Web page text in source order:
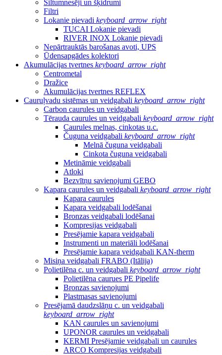
Siltumnesēji un šķidrumi
Filtri
Lokanie pievadi keyboard_arrow_right
TUCAI Lokanie pievadi
RIVER INOX Lokanie pievadi
Nepārtrauktās barošanas avoti, UPS
Ūdensapgādes kolektori
Akumulācijas tvertnes keyboard_arrow_right
Centrometal
Dražice
Akumulācijas tvertnes REFLEX
Cauruļvadu sistēmas un veidgabali keyboard_arrow_right
Carbon caurules un veidgabali
Tērauda caurules un veidgabali keyboard_arrow_right
Caurules melnas, cinkotas u.c.
Čuguna veidgabali keyboard_arrow_right
Melnā čuguna veidgabali
Cinkota čuguna veidgabali
Metināmie veidgabali
Atloki
Bezvītņu savienojumi GEBO
Kapara caurules un veidgabali keyboard_arrow_right
Kapara caurules
Kapara veidgabali lodēšanai
Bronzas veidgabali lodēšanai
Kompresijas veidgabali
Presējamie kapara veidgabali
Instrumenti un materiāli lodēšanai
Presējamie kapara veidgabali KAN-therm
Misiņa veidgabali FRABO (Itālija)
Polietilēna c. un veidgabali keyboard_arrow_right
Polietilēna caurues PE Pipelife
Bronzas savienojumi
Plastmasas savienojumi
Presējamā daudzslāņu c. un veidgabali
keyboard_arrow_right
KAN caurules un savienojumi
UPONOR caurules un veidgabali
KERMI Presējamie veidgabali un caurules
ARCO Kompresijas veidgabali